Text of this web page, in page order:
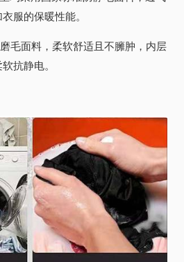
服的保暖性能。
毛面料，柔软舒适且不臃肿，内层
抗静电。